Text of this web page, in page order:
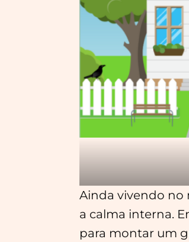
Ainda vivendo no
a calma interna.
para montar um